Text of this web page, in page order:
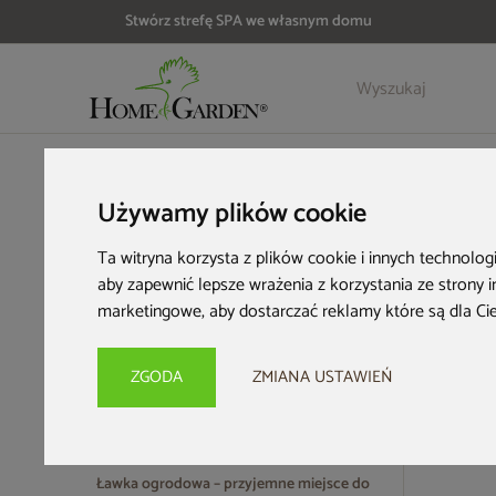
Używamy plików cookie
Ta witryna korzysta z plików cookie i innych
aby zapewnić lepsze wrażenia z korzystania ze strony
marketingowe,aby dostarczać reklamy które są dla
ZGODA ZMIANA USTAWIEŃ
Stwórz strefę SPA we własnym domu
Ławki ogrodowe
komfortowe warunki do relaksu. W HOME & GARDEN czekają
modele dla Ciebie przygotowaliśmy.
Ławka ogrodowa – przyjemne miejsce do